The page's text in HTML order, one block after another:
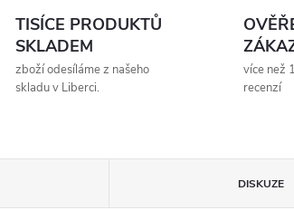
TISÍCE PRODUKTŮ
SKLADEM
zboží odesíláme z našeho
skladu v Liberci.
více než
recenzí
DISKUZE